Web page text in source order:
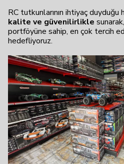
RC tutkunlarının ihtiyaç duyduğu
kalite ve güvenilirlikle
portföyüne sahip, en çok tercih
hedefliyoruz.